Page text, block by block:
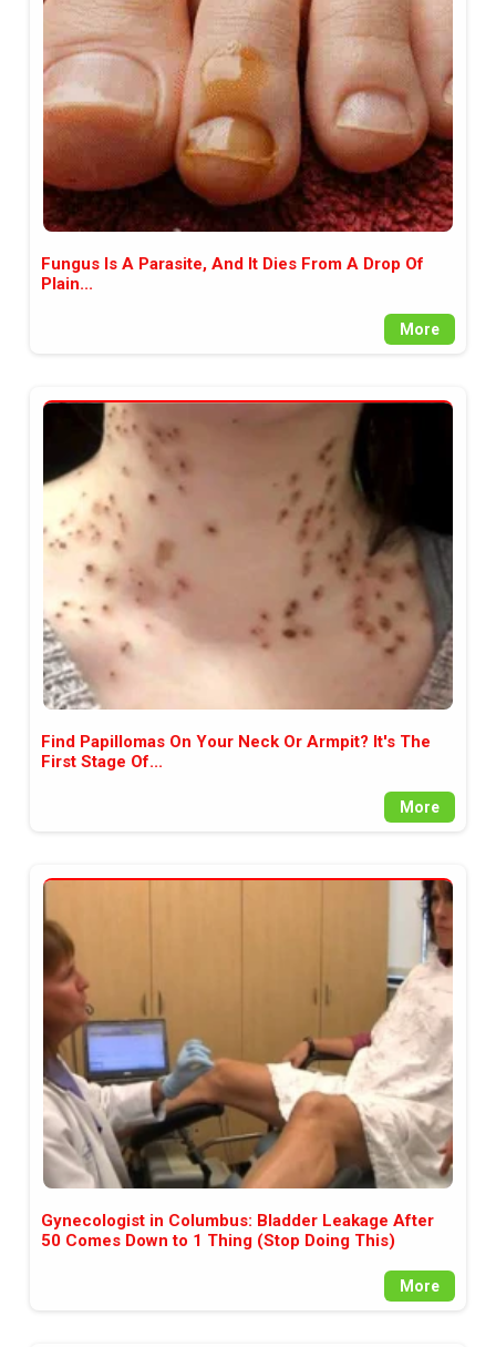
аудитория, затова държим на
прозрачност и коректност от
наша страна. Поднасяме ви
новините такива, каквито са. В
пълния си потенциал.
Fungus Is A Parasite, And It Dies From A Drop Of
Plain...
More
Find Papillomas On Your Neck Or Armpit? It's The
First Stage Of...
More
Gynecologist in Columbus: Bladder Leakage After
50 Comes Down to 1 Thing (Stop Doing This)
More